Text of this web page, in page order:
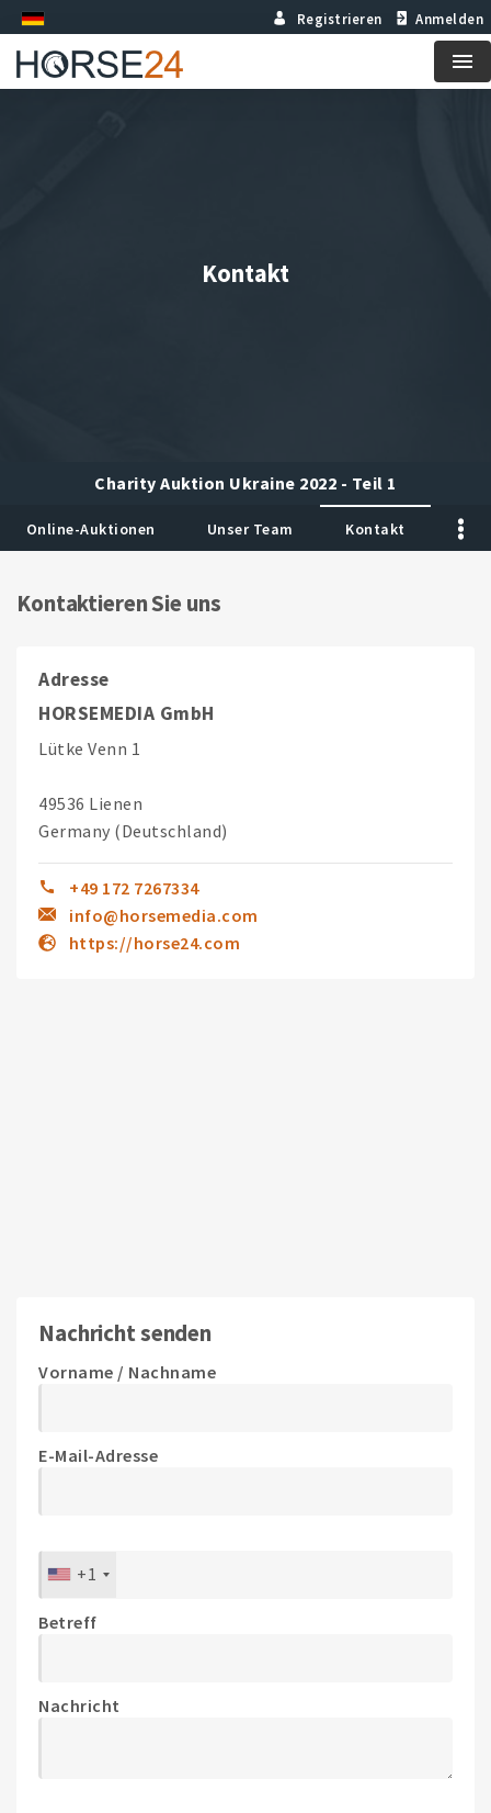
Registrieren Anmelden
Kontakt
Charity Auktion Ukraine 2022 - Teil 1
Online-Auktionen Unser Team Kontakt
Kontaktieren Sie uns
Adresse
HORSEMEDIA GmbH
Lütke Venn 1
49536 Lienen
Germany (Deutschland)
+49 172 7267334
info@horsemedia.com
https://horse24.com
Nachricht senden
Vorname / Nachname
E-Mail-Adresse
+1
Betreff
Nachricht